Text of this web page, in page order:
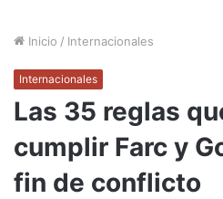
Inicio / Internacionales
Internacionales
Las 35 reglas
cumplir Farc y
fin de conflicto